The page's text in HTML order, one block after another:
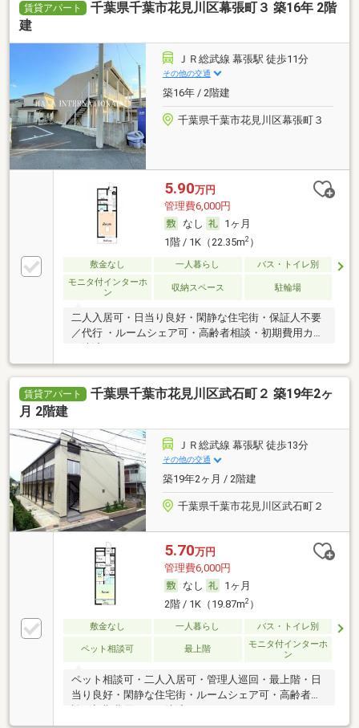
賃貸アパート
千葉県千葉市花見川区幕張町３ 築16年 2階
建
ＪＲ総武線 幕張駅 徒歩11分
その他の交通
築16年 / 2階建
千葉県千葉市花見川区幕張町３
5.90万円
管理費6,000円
なし
1ヶ月
1階 / 1K（22.35m2）
敷金なし 一人暮らし
バス・トイレ別
モニタ付インターホ
ン
収納スペース 駐輪場
二人入居可・日当り良好・閑静な住宅街・保証人不要
／代行 ・ルームシェア可・高齢者相談・初期費用カー
賃貸アパート
千葉県千葉市花見川区武石町２ 築19年2ヶ
月 2階建
ＪＲ総武線 幕張駅 徒歩13分
その他の交通
築19年2ヶ月 / 2階建
千葉県千葉市花見川区武石町２
5.70万円
管理費6,000円
なし
1ヶ月
2階 / 1K（19.87m2）
敷金なし 一人暮らし バス・トイレ別
ペット相談可 最上階
モニタ付インターホ
ン
ペット相談可・二人入居可・管理人巡回・最上階・日
当り良好・閑静な住宅街・ルームシェア可・高齢者相